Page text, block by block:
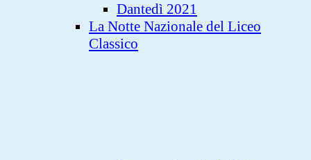
Dantedì 2021
La Notte Nazionale del Liceo
Classico